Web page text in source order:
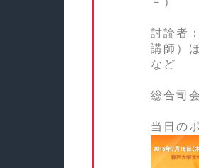
討論者
講師）
など
総合司
当日の